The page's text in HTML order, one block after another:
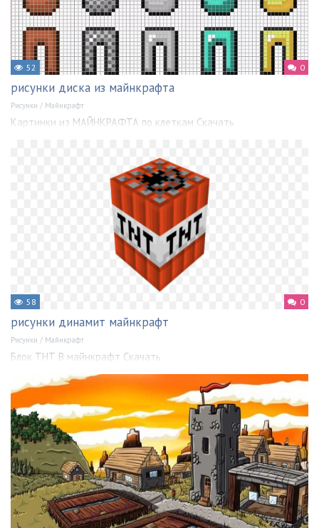
52 0
рисунки диска из майнкрафта
Рисунки / Майнкрафт
Картинки из МАЙНКРАФТА по клеткам Скачать
58 0
рисунки динамит майнкрафт
Рисунки / Майнкрафт
Блок ТНТ В майнкрафт Скачать